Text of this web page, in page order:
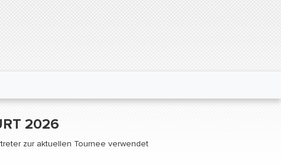
2026
zur aktuellen Tournee verwendet